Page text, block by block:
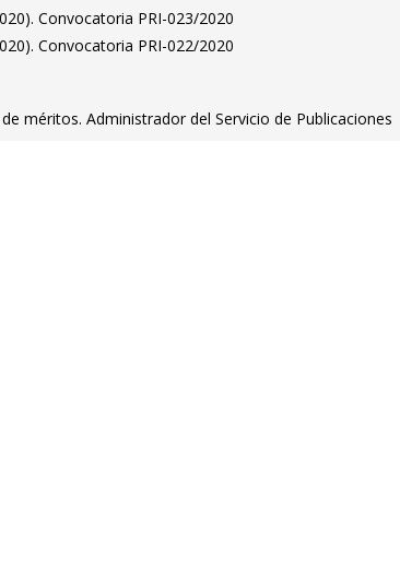
Convocatoria PRI-023/2020
Convocatoria PRI-022/2020
méritos. Administrador del Servicio de Publicaciones